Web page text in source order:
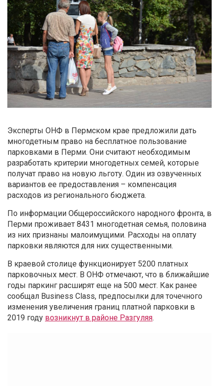
Эксперты ОНФ в Пермском крае предложили дать
многодетным право на бесплатное пользование
парковками в Перми. Они считают необходимым
разработать критерии многодетных семей, которые
получат право на новую льготу. Один из озвученных
вариантов ее предоставления – компенсация
расходов из регионального бюджета.
По информации Общероссийского народного фронта, в
Перми проживает 8431 многодетная семья, половина
из них признаны малоимущими. Расходы на оплату
парковки являются для них существенными.
В краевой столице функционирует 5200 платных
парковочных мест. В ОНФ отмечают, что в ближайшие
годы паркинг расширят еще на 500 мест. Как ранее
сообщал Business Class, предпосылки для точечного
изменения увеличения границ платной парковки в
2019 году возникнут в районе Разгуляя.